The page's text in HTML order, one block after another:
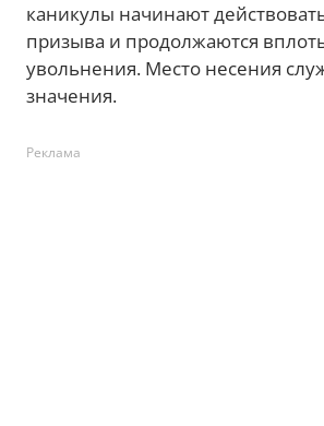
каникулы начинают
призыва и продолжаются
увольнения. Место несения
значения.
Реклама